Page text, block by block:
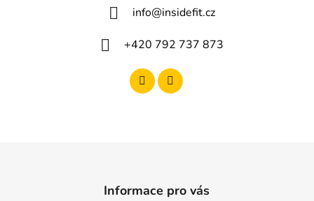
u
info@insidefit.cz
+420 792 737 873
Informace pro vás